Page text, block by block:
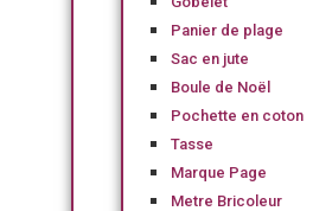
Panier de plage
Sac en jute
Boule de Noël
Pochette en coton
Tasse
Marque Page
Metre Bricoleur